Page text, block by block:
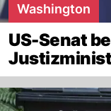
Washington
US-Senat